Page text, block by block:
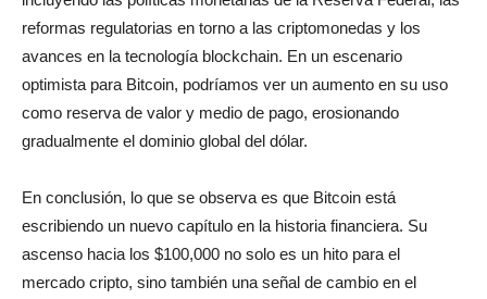
reformas regulatorias en torno a las criptomonedas y los
avances en la tecnología blockchain. En un escenario
optimista para Bitcoin, podríamos ver un aumento en su uso
como reserva de valor y medio de pago, erosionando
gradualmente el dominio global del dólar.
En conclusión, lo que se observa es que Bitcoin está
escribiendo un nuevo capítulo en la historia financiera. Su
ascenso hacia los $100,000 no solo es un hito para el
mercado cripto, sino también una señal de cambio en el